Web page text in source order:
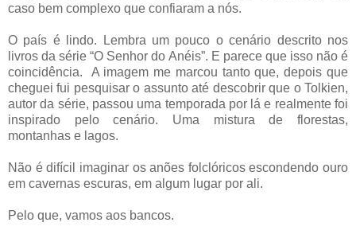
caso bem complexo que confiaram a nós.
O país é lindo. Lembra um pouco o cenário descrito nos
livros da série “O Senhor do Anéis”. E parece que isso não é
coincidência.
A imagem me marcou tanto que, depois que
cheguei fui pesquisar o assunto até descobrir que o Tolkien,
autor da série, passou uma temporada por lá e realmente foi
inspirado pelo cenário. Uma mistura de florestas,
montanhas e lagos.
Não é difícil imaginar os anões folclóricos escondendo ouro
em cavernas escuras, em algum lugar por ali.
Pelo que, vamos aos bancos.